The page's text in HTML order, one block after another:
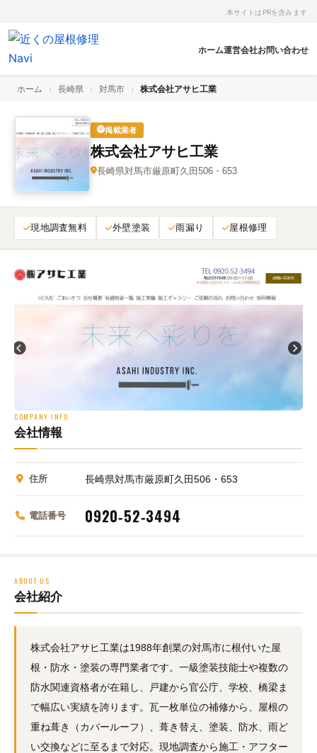
本サイトはPRを含みます
ホーム運営会社お問い合わせ
ホーム › 長崎県 › 対馬市 › 株式会社アサヒ工業
掲載業者
株式会社アサヒ工業
長崎県対馬市厳原町久田506・653
現地調査無料 外壁塗装 雨漏り 屋根修理
COMPANY INFO
会社情報
住所 長崎県対馬市厳原町久田506・653
電話番号 0920‑52‑3494
ABOUT US
会社紹介
株式会社アサヒ工業は1988年創業の対馬市に根付いた屋
根・防水・塗装の専門業者です。一級塗装技能士や複数の
防水関連資格者が在籍し、戸建から官公庁、学校、橋梁ま
で幅広い実績を誇ります。瓦一枚単位の補修から、屋根の
重ね葺き（カバールーフ）、葺き替え、塗装、防水、雨ど
い交換などに至るまで対応。現地調査から施工・アフター